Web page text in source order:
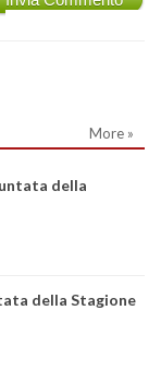
More »
della
della Stagione